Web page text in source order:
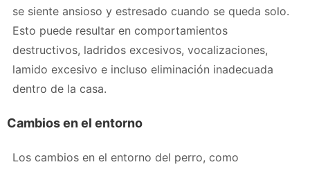
se siente ansioso y estresado cuando se queda solo.
Esto puede resultar en comportamientos
destructivos, ladridos excesivos, vocalizaciones,
lamido excesivo e incluso eliminación inadecuada
dentro de la casa.
Cambios en el entorno
Los cambios en el entorno del perro, como